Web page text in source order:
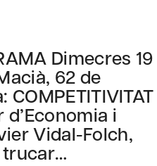
Dimecres 19
62 de
d’Economia i
Vidal-Folch,
trucar…